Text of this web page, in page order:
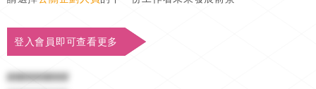
登入會員即可查看更多
#########